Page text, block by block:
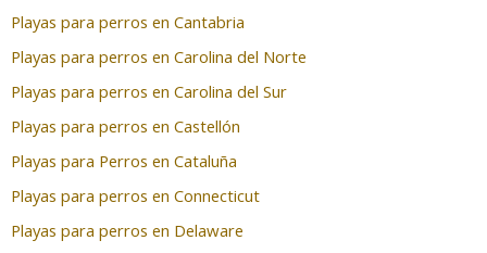
Playas para perros en Cantabria
Playas para perros en Carolina del Norte
Playas para perros en Carolina del Sur
Playas para perros en Castellón
Playas para Perros en Cataluña
Playas para perros en Connecticut
Playas para perros en Delaware